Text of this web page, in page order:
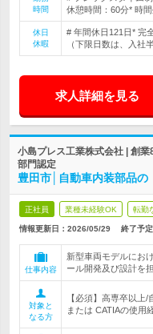
時間
休憩時間：60分* 時
休日
休暇
# 年間休日121日* 完
（下限日数は、入社
求人詳細を見る
小島プレス工業株式会社 | 創
部門認定
豊田市│自動車内装部品の
正社員 業種未経験OK 転勤
情報更新日：2026/05/29 終了予定
仕事内容
新型車両モデルにお
ール開発及び設計を
対象と
なる方
【必須】高専卒以上
または CATIAの使用